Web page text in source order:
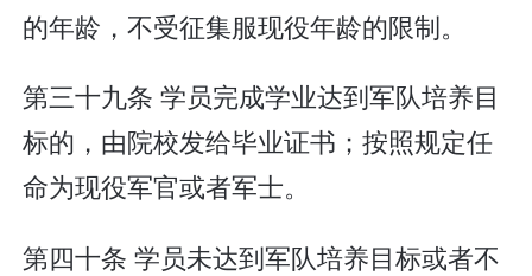
的年龄，不受征集服现役年龄的限制。
第三十九条 学员完成学业达到军队培养目
标的，由院校发给毕业证书；按照规定任
命为现役军官或者军士。
第四十条 学员未达到军队培养目标或者不